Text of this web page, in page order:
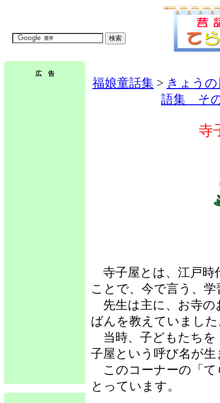
広 告
福娘童話集 > きょう
語集 そ
寺
寺子屋とは、江戸時
ことで、今で言う、
先生は主に、お寺の
ばんを教えていまし
当時、子どもたちを
子屋という呼び名が
このコーナーの「
とっています。